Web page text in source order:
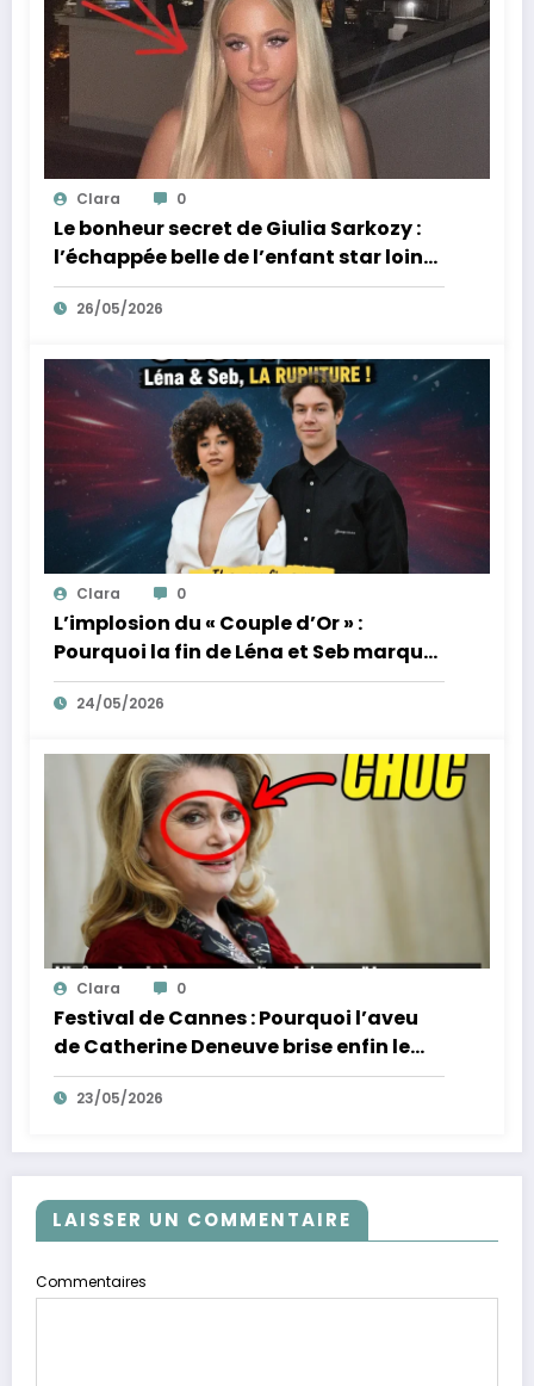
Clara 0
Le bonheur secret de Giulia Sarkozy :
l’échappée belle de l’enfant star loin
des tumultes familiaux.
26/05/2026
Clara 0
L’implosion du « Couple d’Or » :
Pourquoi la fin de Léna et Seb marque
la fin de l’innocence sur YouTube
24/05/2026
Clara 0
Festival de Cannes : Pourquoi l’aveu
de Catherine Deneuve brise enfin le
mythe de la Croisette
23/05/2026
LAISSER UN COMMENTAIRE
Commentaires